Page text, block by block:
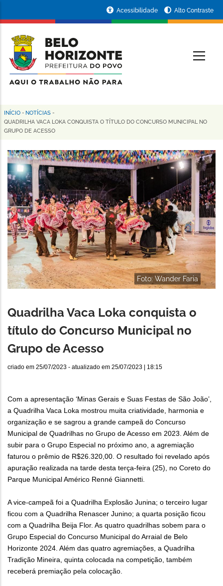
conteúdo
principal
da
Prefeitura
de
Horizonte
Acessibilidade Alto Contraste
Trilha
de
navegação
INÍCIO - NOTÍCIAS -
QUADRILHA VACA LOKA CONQUISTA O TÍTULO DO CONCURSO MUNICIPAL NO
GRUPO DE ACESSO
Foto: Wander Faria
Quadrilha Vaca Loka conquista o
título do Concurso Municipal no
Grupo de Acesso
criado em 25/07/2023 - atualizado em 25/07/2023 | 18:15
Com a apresentação ‘Minas Gerais e Suas Festas de São João’,
a Quadrilha Vaca Loka mostrou muita criatividade, harmonia e
organização e se sagrou a grande campeã do Concurso
Municipal de Quadrilhas no Grupo de Acesso em 2023. Além de
subir para o Grupo Especial no próximo ano, a agremiação
faturou o prêmio de R$26.320,00. O resultado foi revelado após
apuração realizada na tarde desta terça-feira (25), no Coreto do
Parque Municipal Américo Renné Giannetti.
A vice-campeã foi a Quadrilha Explosão Junina; o terceiro lugar
ficou com a Quadrilha Renascer Junino; a quarta posição ficou
com a Quadrilha Beija Flor. As quatro quadrilhas sobem para o
Grupo Especial do Concurso Municipal do Arraial de Belo
Horizonte 2024. Além das quatro agremiações, a Quadrilha
Tradição Mineira, quinta colocada na competição, também
receberá premiação pela colocação.